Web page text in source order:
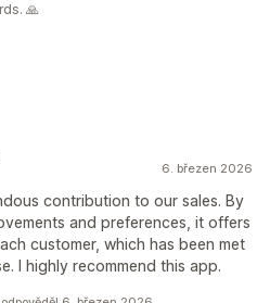
🙏
6. březen 2026
contribution to our sales. By
and preferences, it offers
customer, which has been met
I highly recommend this app.